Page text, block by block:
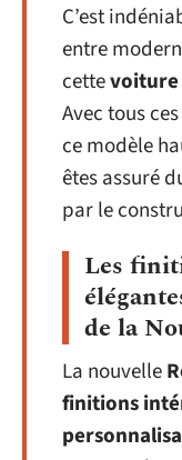
C’est
entre
cettevoiture
Avec tous
ce modèle
êtes assuré
par le
Les
de la
La nouvelle
finitions